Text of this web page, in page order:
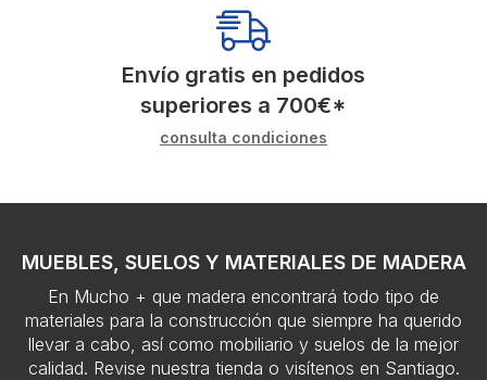
Envío gratis en pedidos
superiores a 700€*
consulta condiciones
MUEBLES, SUELOS Y MATERIALES DE MADERA
En Mucho + que madera encontrará todo tipo de
materiales para la construcción que siempre ha querido
llevar a cabo, así como mobiliario y suelos de la mejor
calidad. Revise nuestra tienda o visítenos en Santiago.